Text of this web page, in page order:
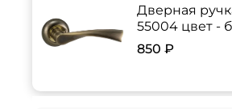
Дверная
55004 цвет -
850 ₽